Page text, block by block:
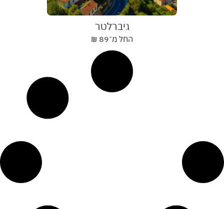
גיברלטר
החל מ־ ₪ 89